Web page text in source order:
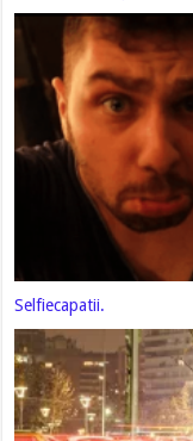
Selfiecapatii.